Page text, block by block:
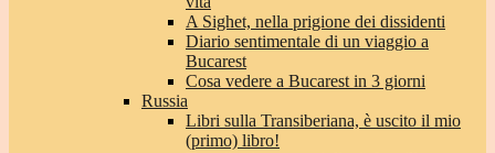
A Sighet, nella prigione dei dissidenti
Diario sentimentale di un viaggio a
Bucarest
Cosa vedere a Bucarest in 3 giorni
Russia
Libri sulla Transiberiana, è uscito il mio
(primo) libro!